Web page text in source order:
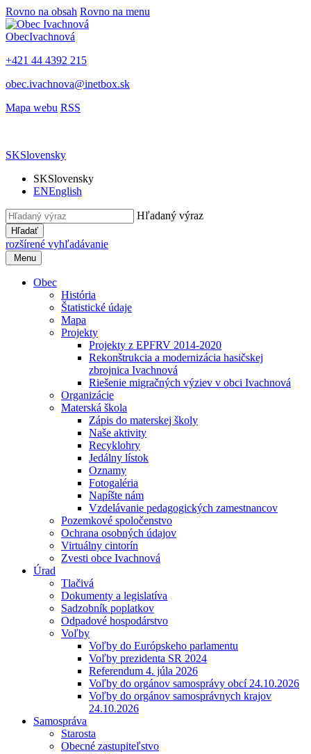
Rovno na obsah Rovno na menu
ObecIvachnová
+421 44 4392 215
obec.ivachnova@inetbox.sk
Mapa webu RSS
SKSlovensky
SKSlovensky
ENEnglish
Hľadaný výraz
Hľadať
rozšírené vyhľadávanie
Menu
Obec
História
Štatistické údaje
Mapa
Projekty
Projekty z EPFRV 2014-2020
Rekonštrukcia a modernizácia hasičskej
zbrojnica Ivachnová
Riešenie migračných výziev v obci Ivachnová
Organizácie
Materská škola
Zápis do materskej školy
Naše aktivity
Recyklohry
Jedálny lístok
Oznamy
Fotogaléria
Napíšte nám
Vzdelávanie pedagogických zamestnancov
Pozemkové spoločenstvo
Ochrana osobných údajov
Virtuálny cintorín
Zvesti obce Ivachnová
Úrad
Tlačivá
Dokumenty a legislatíva
Sadzobník poplatkov
Odpadové hospodárstvo
Voľby
Voľby do Európskeho parlamentu
Voľby prezidenta SR 2024
Referendum 4. júla 2026
Voľby do orgánov samosprávy obcí 24.10.2026
Voľby do orgánov samosprávnych krajov
24.10.2026
Samospráva
Starosta
Obecné zastupiteľstvo